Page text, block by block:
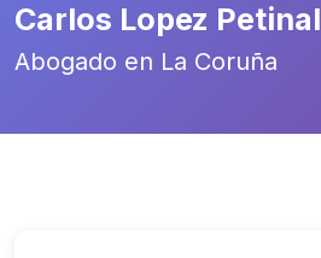
Carlos Lopez Petinal
Abogado en La Coruña